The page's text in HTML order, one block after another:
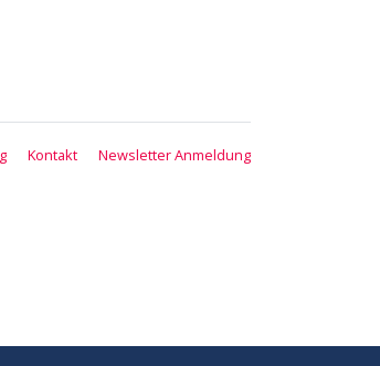
Kontakt Newsletter Anmeldung